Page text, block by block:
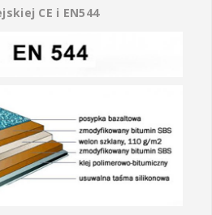
CE i EN544